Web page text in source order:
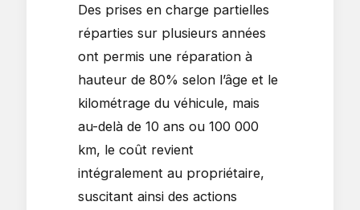
Des prises en charge partielles
réparties sur plusieurs années
ont permis une réparation à
hauteur de 80% selon l’âge et le
kilométrage du véhicule, mais
au-delà de 10 ans ou 100 000
km, le coût revient
intégralement au propriétaire,
suscitant ainsi des actions